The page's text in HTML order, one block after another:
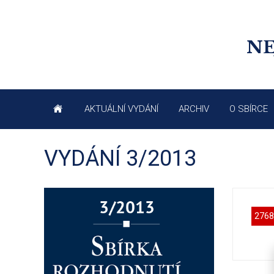
AKTUÁLNÍ VYDÁNÍ ARCHIV O SBÍRCE
VYDÁNÍ 3/2013